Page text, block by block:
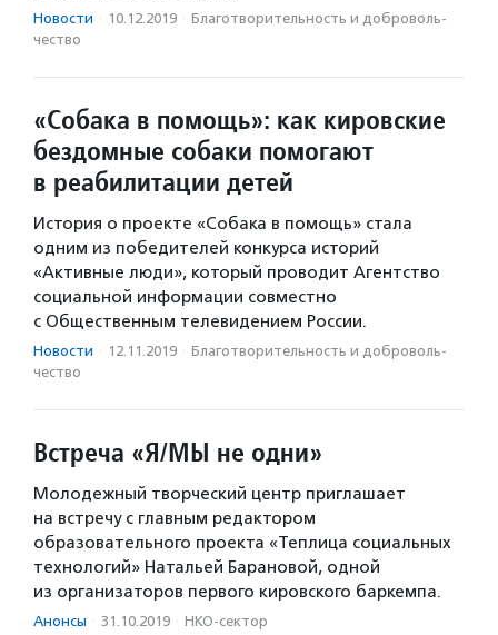
Новости · 10.12.2019 · Благотвори­тель­ность и доброволь­
чест­во
«Собака в помощь»: как кировские
бездомные собаки помогают
в реабилитации детей
История о проекте «Собака в помощь» стала
одним из победителей конкурса историй
«Активные люди», который проводит Агентство
социальной информации совместно
с Общественным телевидением России.
Новости · 12.11.2019 · Благотвори­тель­ность и доброволь­
чест­во
Встреча «Я/МЫ не одни»
Молодежный творческий центр приглашает
на встречу с главным редактором
образовательного проекта «Теплица социальных
технологий» Натальей Барановой, одной
из организаторов первого кировского баркемпа.
Анонсы · 31.10.2019 · НКО-сектор